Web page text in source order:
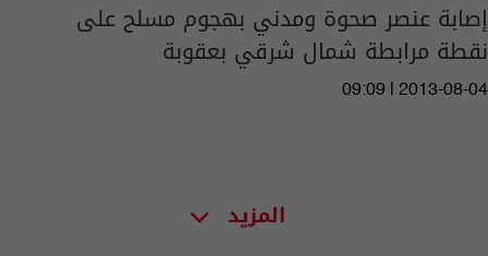
إصابة عنصر صحوة ومدني بهجوم مسلح على
نقطة مرابطة شمال شرقي بعقوبة
09:09 | 2013-08-04
المزيد